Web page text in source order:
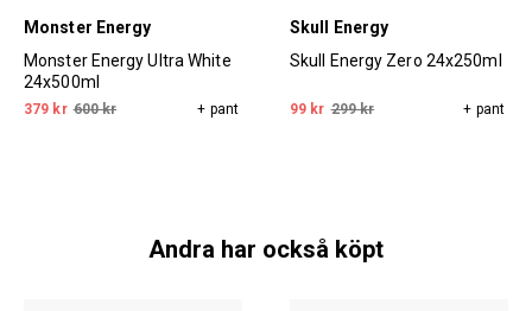
Monster Energy
Monster Energy Ultra White
24x500ml
379 kr 600 kr + pant
Skull Energy
Skull Energy Zero 24x250ml
99 kr 299 kr + pant
Andra har också köpt